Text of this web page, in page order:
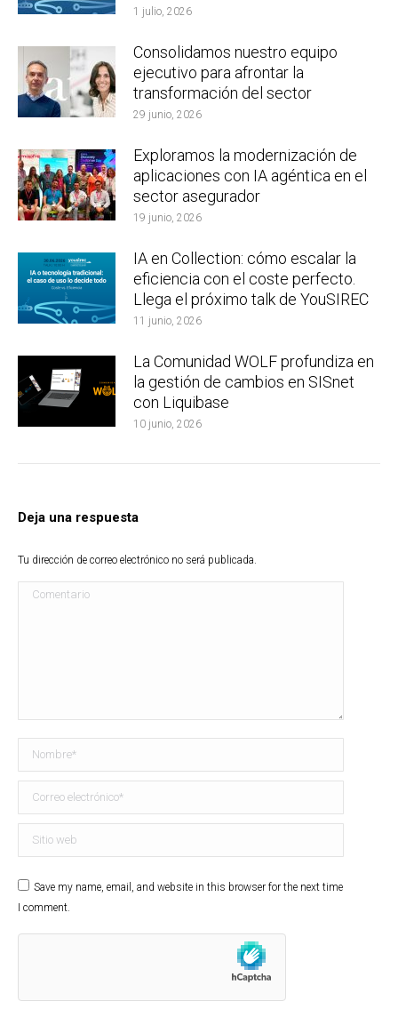
1 julio, 2026
Consolidamos nuestro equipo
ejecutivo para afrontar la
transformación del sector
29 junio, 2026
Exploramos la modernización de
aplicaciones con IA agéntica en el
sector asegurador
19 junio, 2026
IA en Collection: cómo escalar la
eficiencia con el coste perfecto.
Llega el próximo talk de YouSIREC
11 junio, 2026
La Comunidad WOLF profundiza en
la gestión de cambios en SISnet
con Liquibase
10 junio, 2026
Deja una respuesta
Tu dirección de correo electrónico no será publicada.
Comentario
Nombre *
Correo electrónico *
Sitio web
Save my name, email, and website in this browser for the next time
I comment.